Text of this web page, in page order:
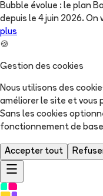
Bubble évolue : le plan
depuis le 4 juin 2026.
plus
🍪
Gestion des cookies
Nous utilisons des
améliorer le site et vous
Sans les cookies
fonctionnement de
Accepter tout